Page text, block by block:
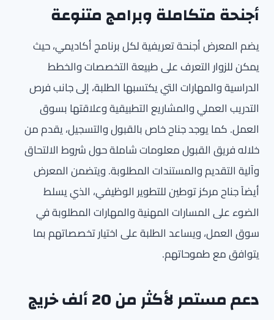
أجنحة متكاملة وبرامج متنوعة
يضم المعرض أجنحة تعريفية لكل برنامج أكاديمي، حيث
يمكن للزوار التعرف على طبيعة التخصصات والخطط
الدراسية والمهارات التي يكتسبها الطلبة، إلى جانب فرص
التدريب العملي والمشاريع التطبيقية وعلاقتها بسوق
العمل. كما يوجد جناح خاص بالقبول والتسجيل، يقدم من
خلاله فريق القبول معلومات شاملة حول شروط الالتحاق
وآلية التقديم والمستندات المطلوبة. ويتضمن المعرض
أيضاً جناح مركز توطين للتطوير الوظيفي، الذي يسلط
الضوء على المسارات المهنية والمهارات المطلوبة في
سوق العمل، ويساعد الطلبة على اختيار تخصصاتهم بما
يتوافق مع طموحاتهم.
دعم مستمر لأكثر من 20 ألف خريج